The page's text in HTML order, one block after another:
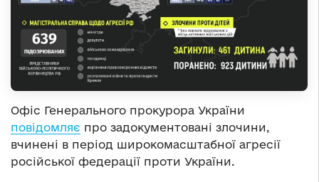
Офіс Генерального прокурора України
повідомляє про задокументовані злочини,
вчинені в період широкомасштабної агресії
російської федерації проти України.